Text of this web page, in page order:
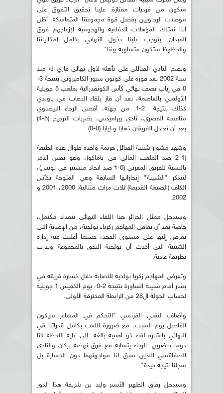
متكون من فرديات ممتازة. علينا تحقيق التفوق على
مؤهلات الرجاويين بفضل قوة مجموعتنا المتماسكة. أظن
أننا نمتلك المؤهلات الدفاعية والهجومية لإزعاجهم فوق
الميدان. يتوجب علينا دخول النهائي بكامل إمكانياتنا
والحظوظ ستكون متساوية بيننا".
وبصم النادي القبائلي على تأهله لأول نهائي قاري له منذ
سنة 2002 بعد فوزه على كوتون سبور الكاميروني بنتيجة 3-
0 في إياب نصف نهائي كأس الكونفدرالية بملعب 5 جويلية
الأولمبي بالعاصمة، بعد أن فاز بلقاء الذهاب في ياوندي
كذلك بنتيجة 2-1. من جهته، أقصى الرجاء البيضاوي
منافسه المصري، نادي بيراميدس، بضربات الترجيح (5-4)
بعد أن تعادل الفريقان ذهابا و إيابا (0-0).
وشهد مشوار شبيبة القبائل هزيمة واحدة طوال هذه الطبعة
(1-2 ضد الملعب المالي في باماكو)، وهو نفس الأمر
بالنسبة للفريق المغربي (0-1 ضد اتحاد منستير في تونس)،
لتتذكر "الشبيبة" إنجازاتها السابقة وهي المتوجة بكأس
الكاف (الصيغة القديمة) ثلاث مرات متتالية: 2000، 2001 و
2002.
وسيدخل ممثل الجزائر هذا اللقاء النهائي بتعداد مكتمل،
خاصة بعد أن تعافى المهاجم زكرياء بولحية، من الإصابة التي
تعرض إليها على مستوى الفخذ، حسبما أعلنت عنه إدارة
الشبيبة التي أكدت أن بولحية التحق بالمجموعة وتدرب
بطريقة عادية.
وتعرض المهاجم زكريا بولحية للاصابة خلال خسارة فريقه في
بشار أمام شبيبة الساورة بنتيجة 2-0، يوم الخميس 1 جويلية
لحساب الجولة ال28 من الرابطة المحترفة الأولى.
وأضاف التقني الفرنسي "التحكم في المشاعر سيكون
الفاصل يوم السبت، مع ضرورة اللعب بكامل قدراتنا في
النهائي باعتباره لقاء ذو أهمية بالغة. إلى غاية اللحظة كنا
دوما حاضرين. الرجاء يتشابه مع فرق نهضة بركان والنادي
الصفاقسي اللذين سبق لنا مواجهتهما دون الخسارة بل
سجلنا نتيجة جيدة".
وسيدخل رفاق الظهير الأيسر وليد بن شريفة هذا الدور